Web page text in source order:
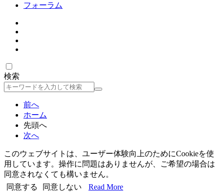
フォーラム
検索
検
前へ
ホーム
先頭へ
次へ
このウェブサイトは、ユーザー体験向上のためにCookieを使
用しています。操作に問題はありませんが、ご希望の場合は
同意されなくても構いません。
同意する
同意しない Read More